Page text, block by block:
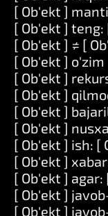
[ Ob'ekt ]
[ Ob'ekt ] teng:
[ Ob'ekt ] ≠ [
[ Ob'ekt ] o'zim
[ Ob'ekt ]
[ Ob'ekt ]
[ Ob'ekt ]
[ Ob'ekt ]
[ Ob'ekt ] ish: [
[ Ob'ekt ]
[ Ob'ekt ]
[ Ob'ekt ]
[ Ob'ekt ]